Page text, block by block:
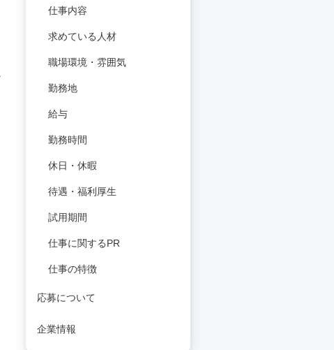
仕事内容
求めている人材
職場環境・雰囲気
勤務地
給与
勤務時間
休日・休暇
待遇・福利厚生
試用期間
仕事に関するPR
仕事の特徴
応募について
企業情報